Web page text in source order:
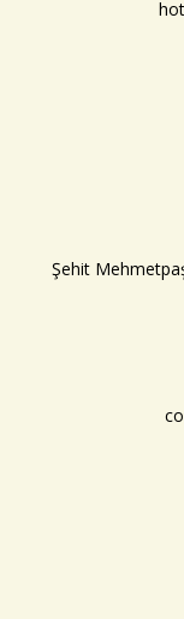
Şehit